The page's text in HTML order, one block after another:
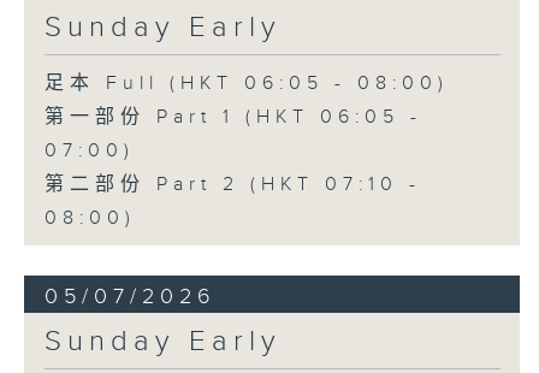
Sunday Early
足本 Full (HKT 06:05 - 08:00)
第一部份 Part 1 (HKT 06:05 -
07:00)
第二部份 Part 2 (HKT 07:10 -
08:00)
05/07/2026
Sunday Early